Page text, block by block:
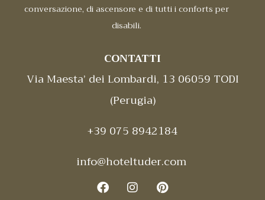
conversazione, di ascensore e di tutti i conforts per
disabili.
CONTATTI
Via Maesta’ dei Lombardi, 13 06059 TODI
(Perugia)
+39 075 8942184
info@hoteltuder.com